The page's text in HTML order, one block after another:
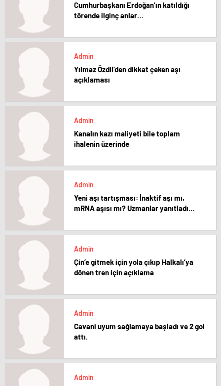
Cumhurbaşkanı Erdoğan’ın katıldığı
törende ilginç anlar…
Admin
Yılmaz Özdil’den dikkat çeken aşı
açıklaması
Admin
Kanalın kazı maliyeti bile toplam
ihalenin üzerinde
Admin
Yeni aşı tartışması: İnaktif aşı mı,
mRNA aşısı mı? Uzmanlar yanıtladı…
Admin
Çin’e gitmek için yola çıkıp Halkalı’ya
dönen tren için açıklama
Admin
Cavani uyum sağlamaya başladı ve 2 gol
attı.
Admin